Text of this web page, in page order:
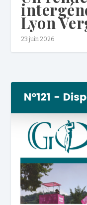
Lyon
23 juin 2026